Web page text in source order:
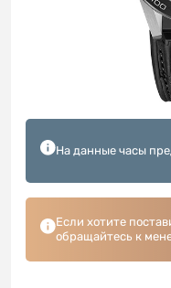
На данные часы
Если хотите
обращайтесь к